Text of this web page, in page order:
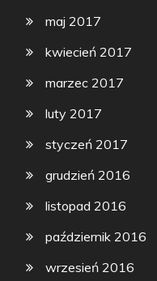
maj 2017
kwiecień 2017
marzec 2017
luty 2017
styczeń 2017
grudzień 2016
listopad 2016
październik 2016
wrzesień 2016